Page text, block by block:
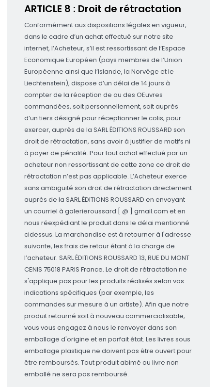
ARTICLE 8 : Droit de rétractation
Conformément aux dispositions légales en vigueur,
dans le cadre d’un achat effectué sur notre site
internet, l’Acheteur, s’il est ressortissant de l’Espace
Economique Européen (pays membres de l’Union
Européenne ainsi que l’Islande, la Norvège et le
Liechtenstein), dispose d’un délai de 14 jours à
compter de la réception de ou des OEuvres
commandées, soit personnellement, soit auprès
d’un tiers désigné pour réceptionner le colis, pour
exercer, auprès de la SARL ÉDITIONS ROUSSARD son
droit de rétractation, sans avoir à justifier de motifs ni
à payer de pénalité. Pour tout achat effectué par un
acheteur non ressortissant de cette zone ce droit de
rétractation n’est pas applicable. L’Acheteur exerce
sans ambigüité son droit de rétractation directement
auprès de la SARL ÉDITIONS ROUSSARD en envoyant
un courriel à galerieroussard [ @ ] gmail.com et en
nous réexpédiant le produit dans le délai mentionné
cidessus. La marchandise est à retourner à l'adresse
suivante, les frais de retour étant à la charge de
l’acheteur. SARL ÉDITIONS ROUSSARD 13, RUE DU MONT
CENIS 75018 PARIS France. Le droit de rétractation ne
s'applique pas pour les produits réalisés selon vos
indications spécifiques (par exemple, les
commandes sur mesure à un artiste). Afin que notre
produit retourné soit à nouveau commercialisable,
vous vous engagez à nous le renvoyer dans son
emballage d'origine et en parfait état. Les livres sous
emballage plastique ne doivent pas être ouvert pour
être remboursés. Tout produit abimé ou livre non
emballé ne sera pas remboursé.